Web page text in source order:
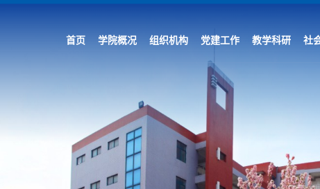
首页 学院概况 组织机构 党建工作 教学科研 社